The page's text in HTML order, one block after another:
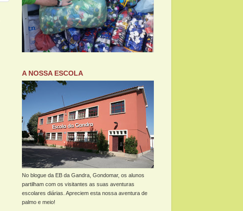
A NOSSA ESCOLA
No blogue da EB da Gandra, Gondomar, os alunos
partilham com os visitantes as suas aventuras
escolares diárias. Apreciem esta nossa aventura de
palmo e meio!